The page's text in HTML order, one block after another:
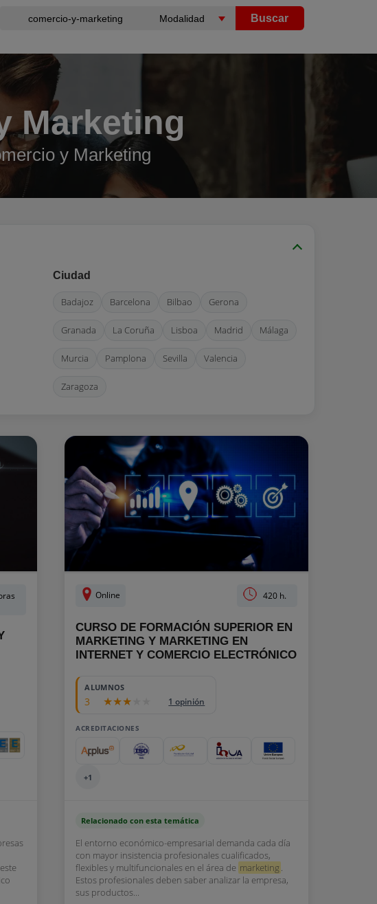
Buscar
Marketing
y Marketing
Ciudad
Badajoz Barcelona Bilbao Gerona
Granada La Coruña Lisboa Madrid Málaga
Murcia Pamplona Sevilla Valencia
Zaragoza
Online 420 h.
CURSO DE FORMACIÓN SUPERIOR EN
MARKETING Y MARKETING EN
INTERNET Y COMERCIO ELECTRÓNICO
ALUMNOS
3 1 opinión
ACREDITACIONES
+1
Relacionado con esta temática
El entorno económico-empresarial demanda cada día
con mayor insistencia profesionales cualificados,
flexibles y multifuncionales en el área de marketing .
Estos profesionales deben saber analizar la empresa,
sus productos...